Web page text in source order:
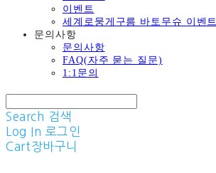
이벤트
세계로뭉게구름 바토무슈 이벤트
문의사항
문의사항
FAQ(자주 묻는 질문)
1:1문의
Search 검색
Log In 로그인
Cart장바구니